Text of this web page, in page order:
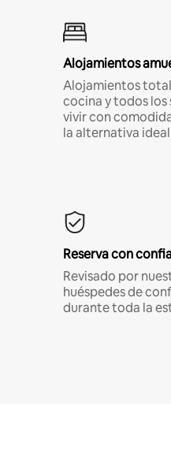
Alojamientos
Alojamientos
cocina y todos los
vivir con
la alternativa
Reserva con
Revisado por
huéspedes de
durante toda la